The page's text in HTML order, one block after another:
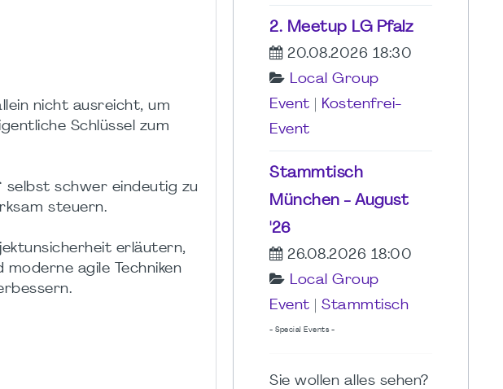
nicht ausreicht, um
Schlüssel zum
selbst schwer eindeutig zu
steuern.
erläutern,
agile Techniken
2. Meetup LG Pfalz
20.08.2026 18:30
Local Group
Event
Kostenfrei-
Event
Stammtisch
München - August
'26
26.08.2026 18:00
Local Group
Event
Stammtisch
- Special Events -
Sie wollen alles sehen?